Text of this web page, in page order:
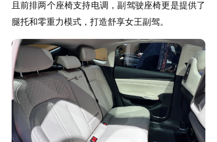
且前排两个座椅支持电调，副驾驶座椅更是提供了
腿托和零重力模式，打造舒享女王副驾。